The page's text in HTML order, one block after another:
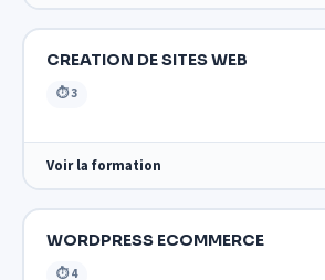
CREATION DE SITES WEB
⏱ 3
Voir la formation
WORDPRESS ECOMMERCE
⏱ 4